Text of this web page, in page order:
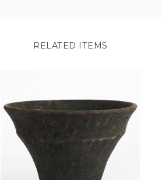
RELATED ITEMS